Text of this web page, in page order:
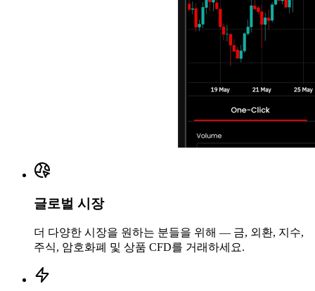
글로벌 시장
더 다양한 시장을 원하는 분들을 위해 — 금, 외환, 지수,
주식, 암호화폐 및 상품 CFD를 거래하세요.